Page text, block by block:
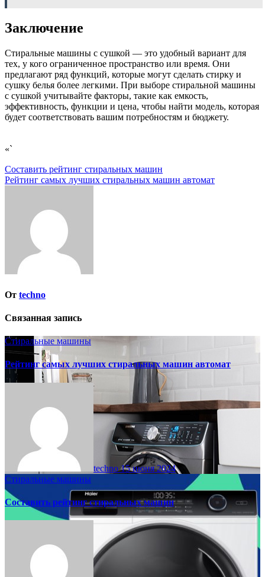
Заключение
Стиральные машины с сушкой — это удобный вариант для
тех, у кого ограниченное пространство или время. Они
предлагают ряд функций, которые могут сделать стирку и
сушку белья более легкими. При выборе стиральной машины
с сушкой учитывайте факторы, такие как емкость,
эффективность, функции и цена, чтобы найти модель, которая
будет соответствовать вашим потребностям и бюджету.
«`
Навигация
по
Составить рейтинг стиральных машин
Рейтинг самых лучших стиральных машин автомат
От techno
Связанная запись
Стиральные машины
Рейтинг самых лучших стиральных машин автомат
techno15 июня 2024
Стиральные машины
Составить рейтинг стиральных машин